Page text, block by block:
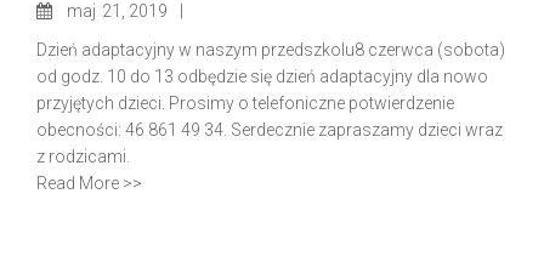
maj 21, 2019
Dzień adaptacyjny w naszym przedszkolu8 czerwca (sobota)
od godz. 10 do 13 odbędzie się dzień adaptacyjny dla nowo
przyjętych dzieci. Prosimy o telefoniczne potwierdzenie
obecności: 46 861 49 34. Serdecznie zapraszamy dzieci wraz
z rodzicami.
Read More >>